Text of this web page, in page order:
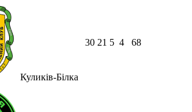
Куликів-Білка
30 21 5 4 68